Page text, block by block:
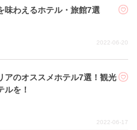
味わえるホテル・旅館7選
2022-06-20
アのオススメホテル7選！観光
ルを！
2022-06-17